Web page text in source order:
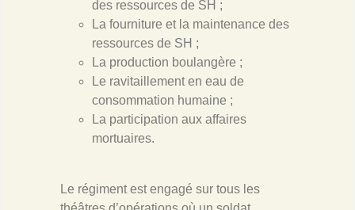
des ressources de SH ;
La fourniture et la maintenance des
ressources de SH ;
La production boulangère ;
Le ravitaillement en eau de
consommation humaine ;
La participation aux affaires
mortuaires.
Le régiment est engagé sur tous les